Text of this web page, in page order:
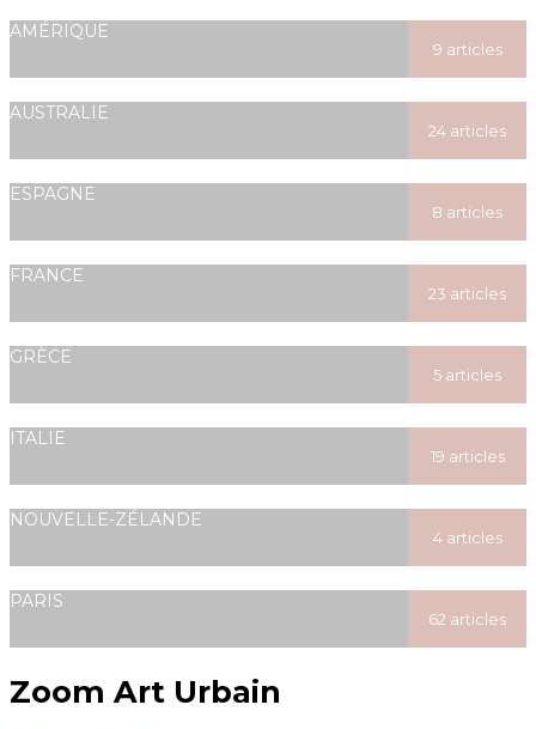
AMÉRIQUE
9 articles
posted
AUSTRALIE
24 articles
posted
ESPAGNE
8 articles
posted
FRANCE
23 articles
posted
GRÈCE
5 articles
posted
ITALIE
19 articles
posted
NOUVELLE-ZÉLANDE
4 articles
posted
PARIS
62 articles
Zoom Art Urbain